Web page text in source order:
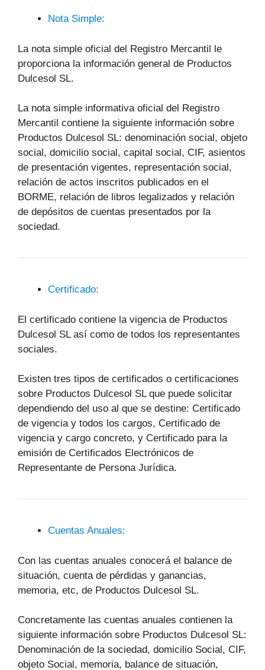
Nota Simple:
La nota simple oficial del Registro Mercantil le
proporciona la información general de Productos
Dulcesol SL.
La nota simple informativa oficial del Registro
Mercantil contiene la siguiente información sobre
Productos Dulcesol SL: denominación social, objeto
social, domicilio social, capital social, CIF, asientos
de presentación vigentes, representación social,
relación de actos inscritos publicados en el
BORME, relación de libros legalizados y relación
de depósitos de cuentas presentados por la
sociedad.
Certificado:
El certificado contiene la vigencia de Productos
Dulcesol SL así como de todos los representantes
sociales.
Existen tres tipos de certificados o certificaciones
sobre Productos Dulcesol SL que puede solicitar
dependiendo del uso al que se destine: Certificado
de vigencia y todos los cargos, Certificado de
vigencia y cargo concreto, y Certificado para la
emisión de Certificados Electrónicos de
Representante de Persona Jurídica.
Cuentas Anuales:
Con las cuentas anuales conocerá el balance de
situación, cuenta de pérdidas y ganancias,
memoria, etc, de Productos Dulcesol SL.
Concretamente las cuentas anuales contienen la
siguiente información sobre Productos Dulcesol SL:
Denominación de la sociedad, domicilio Social, CIF,
objeto Social, memoria, balance de situación,